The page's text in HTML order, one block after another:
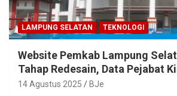
LAMPUNG SELATAN TEKNOLOGI
Website Pemkab Lampung
Tahap Redesain, Data Pejabat
Mudah Diakses
14 Agustus 2025 BJe